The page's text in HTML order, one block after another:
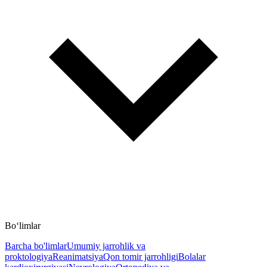
Bo‘limlar
Barcha bo'limlarUmumiy jarrohlik va
proktologiyaReanimatsiyaQon tomir jarrohligiBolalar